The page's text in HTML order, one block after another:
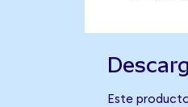
Este